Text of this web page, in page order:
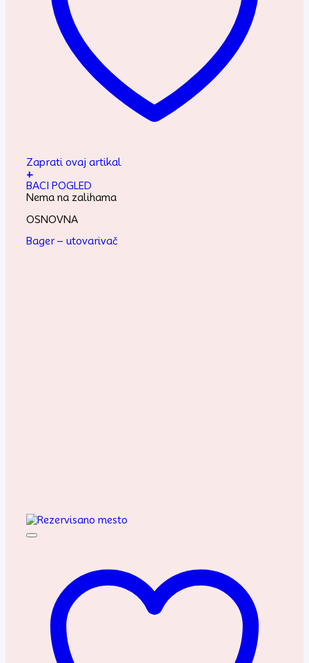
Zaprati ovaj artikal
+
BACI POGLED
Nema na zalihama
OSNOVNA
Bager – utovarivač